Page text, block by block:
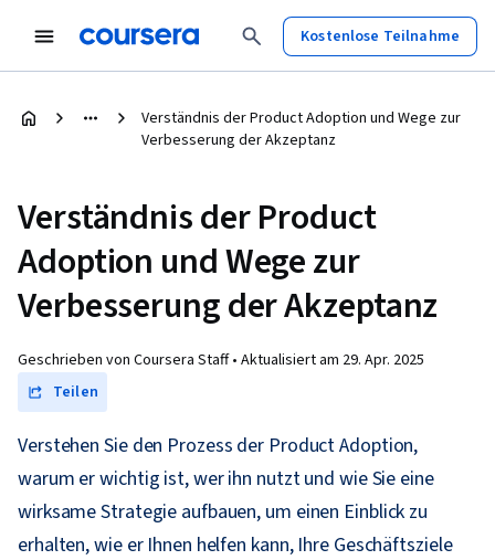
Kostenlose Teilnahme
Verständnis der Product Adoption und Wege zur
Verbesserung der Akzeptanz
Verständnis der Product
Adoption und Wege zur
Verbesserung der Akzeptanz
Geschrieben von Coursera Staff • Aktualisiert am 29. Apr. 2025
Teilen
Verstehen Sie den Prozess der Product Adoption,
warum er wichtig ist, wer ihn nutzt und wie Sie eine
wirksame Strategie aufbauen, um einen Einblick zu
erhalten, wie er Ihnen helfen kann, Ihre Geschäftsziele